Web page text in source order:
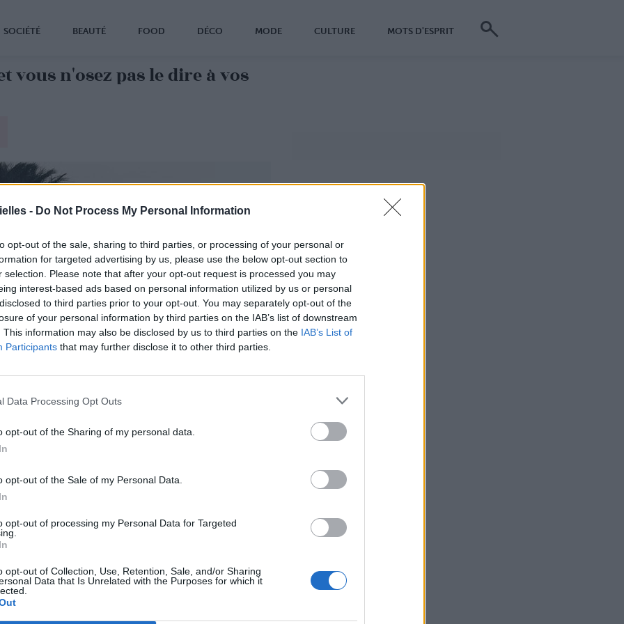
- Do Not Process My Personal Information
opt-out of the sale, sharing to third parties, or processing of your personal or
for targeted advertising by us, please use the below opt-out section to
selection. Please note that after your opt-out request is processed you may
interest-based ads based on personal information utilized by us or personal
to third parties prior to your opt-out. You may separately opt-out of the
of your personal information by third parties on the IAB’s list of downstream
This information may also be disclosed by us to third parties on the IAB’s List of
Participants that may further disclose it to other third parties.
Data Processing Opt Outs
opt-out of the Sharing of my personal data.
opt-out of the Sale of my Personal Data.
opt-out of processing my Personal Data for Targeted
opt-out of Collection, Use, Retention, Sale, and/or Sharing
Data that Is Unrelated with the Purposes for which it
SOCIÉTÉ BEAUTÉ FOOD DÉCO MODE CULTURE MOTS D'ESPRIT
vous n'osez pas le dire à vos
super célèbre qui, un beau jour, se voit
le film montre sa frustration, sa jalousie… et ses
C’est encore une fois de l’humour un peu bas
fans ! Et vous ? Préférez-vous Ben Stiller dans ce